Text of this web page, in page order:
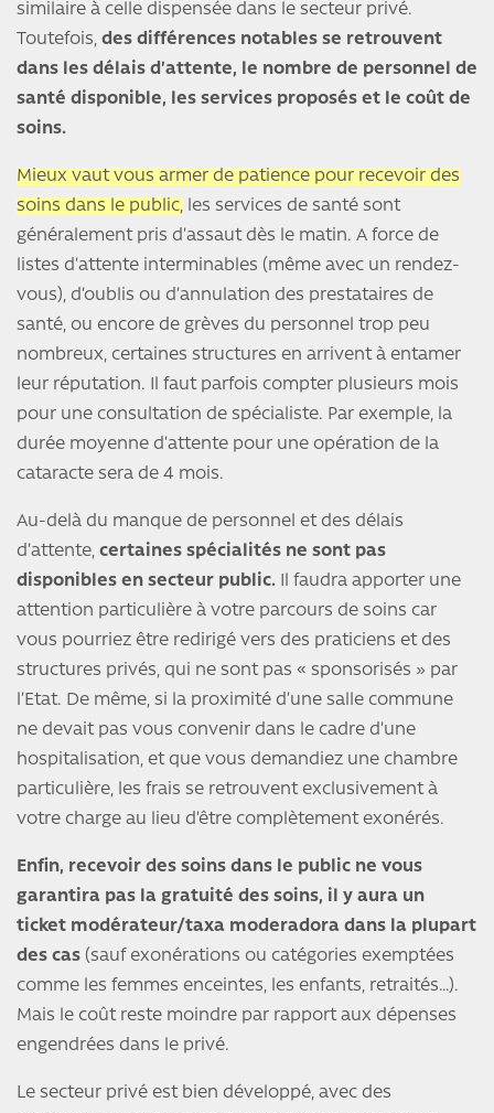
similaire à celle dispensée dans le secteur privé.
Toutefois, des différences notables se retrouvent
dans les délais d’attente, le nombre de personnel de
santé disponible, les services proposés et le coût de
soins.
Mieux vaut vous armer de patience pour recevoir des
soins dans le public, les services de santé sont
généralement pris d’assaut dès le matin. A force de
listes d’attente interminables (même avec un rendez-
vous), d’oublis ou d’annulation des prestataires de
santé, ou encore de grèves du personnel trop peu
nombreux, certaines structures en arrivent à entamer
leur réputation. Il faut parfois compter plusieurs mois
pour une consultation de spécialiste. Par exemple, la
durée moyenne d’attente pour une opération de la
cataracte sera de 4 mois.
Au-delà du manque de personnel et des délais
d’attente, certaines spécialités ne sont pas
disponibles en secteur public. Il faudra apporter une
attention particulière à votre parcours de soins car
vous pourriez être redirigé vers des praticiens et des
structures privés, qui ne sont pas « sponsorisés » par
l’Etat. De même, si la proximité d’une salle commune
ne devait pas vous convenir dans le cadre d’une
hospitalisation, et que vous demandiez une chambre
particulière, les frais se retrouvent exclusivement à
votre charge au lieu d’être complètement exonérés.
Enfin, recevoir des soins dans le public ne vous
garantira pas la gratuité des soins, il y aura un
ticket modérateur/taxa moderadora dans la plupart
des cas (sauf exonérations ou catégories exemptées
comme les femmes enceintes, les enfants, retraités…).
Mais le coût reste moindre par rapport aux dépenses
engendrées dans le privé.
Le secteur privé est bien développé, avec des